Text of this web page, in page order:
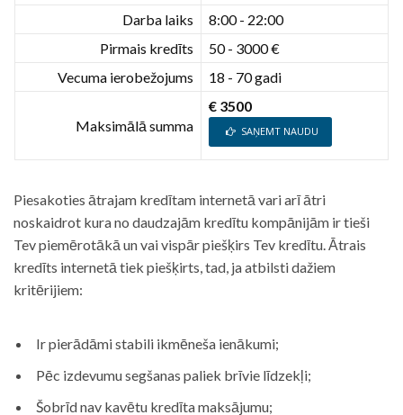
Darba laiks
8:00 - 22:00
Pirmais kredīts
50 - 3000 €
Vecuma ierobežojums
18 - 70 gadi
Maksimālā summa
€ 3500
SAŅEMT NAUDU
Piesakoties ātrajam kredītam internetā vari arī ātri
noskaidrot kura no daudzajām kredītu kompānijām ir tieši
Tev piemērotākā un vai vispār piešķirs Tev kredītu. Ātrais
kredīts internetā tiek piešķirts, tad, ja atbilsti dažiem
kritērijiem:
Ir pierādāmi stabili ikmēneša ienākumi;
Pēc izdevumu segšanas paliek brīvie līdzekļi;
Šobrīd nav kavētu kredīta maksājumu;